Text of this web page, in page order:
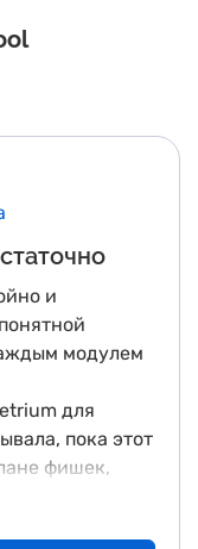
и
модулем
для
пока этот
фишек,